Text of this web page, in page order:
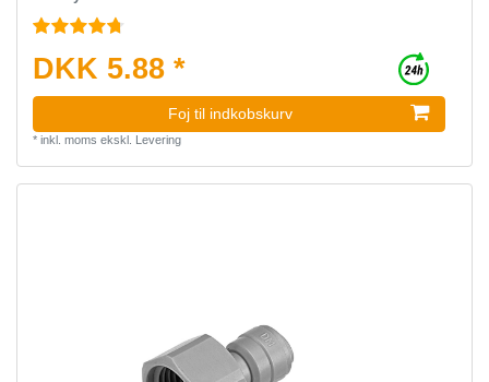
DKK 5.88 *
Foj til indkobskurv
* inkl. moms ekskl. Levering